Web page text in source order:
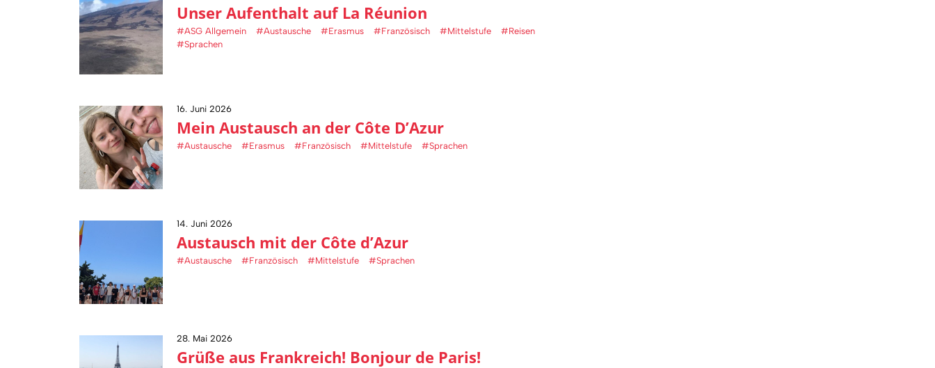
Unser Aufenthalt auf La Réunion
#ASG Allgemein #Austausche #Erasmus #Französisch #Mittelstufe
#Reisen
#Sprachen
16. Juni 2026
Mein Austausch an der Côte D’Azur
#Austausche #Erasmus #Französisch #Mittelstufe #Sprachen
14. Juni 2026
Austausch mit der Côte d’Azur
#Austausche #Französisch #Mittelstufe #Sprachen
28. Mai 2026
Grüße aus Frankreich! Bonjour de Paris!